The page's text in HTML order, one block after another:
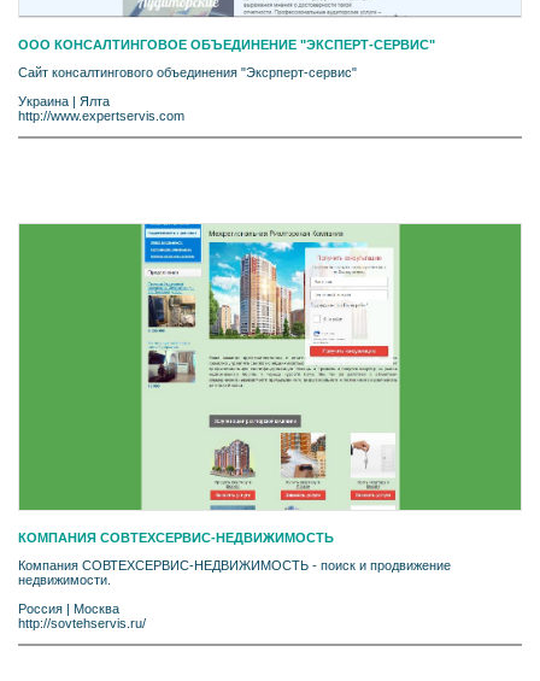
ООО КОНСАЛТИНГОВОЕ ОБЪЕДИНЕНИЕ "ЭКСПЕРТ-СЕРВИС"
Сайт консалтингового объединения "Эксрперт-сервис"
Украина
Ялта
http://www.expertservis.com
КОМПАНИЯ СОВТЕХСЕРВИС-НЕДВИЖИМОСТЬ
Компания СОВТЕХСЕРВИС-НЕДВИЖИМОСТЬ - поиск и продвижение
недвижимости.
Россия | Москва
http://sovtehservis.ru/